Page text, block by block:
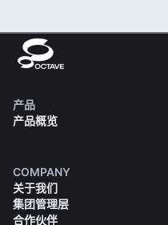
产品
产品概览
COMPANY
关于我们
集团管理层
合作伙伴